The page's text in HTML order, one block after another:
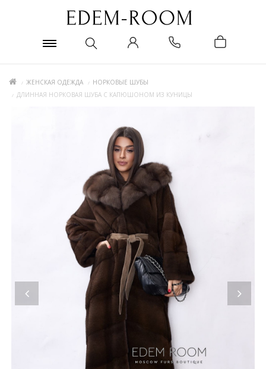
ЖЕНСКАЯ ОДЕЖДА
НОРКОВЫЕ ШУБЫ
ДЛИННАЯ НОРКОВАЯ ШУБА С КАПЮШОНОМ ИЗ КУНИЦЫ